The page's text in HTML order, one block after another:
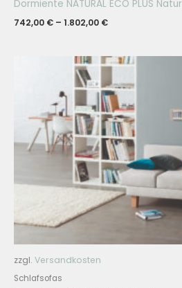
Dormiente NATURAL ECO PLUS
742,00 € – 1.802,00 €
zzgl. Versandkosten
Schlafsofas